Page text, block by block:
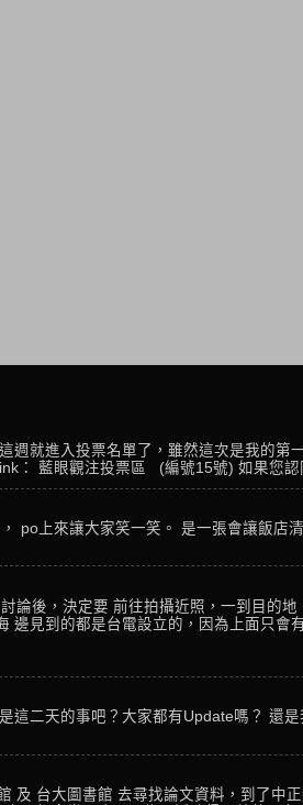
週就進入投票名單了，雖然這次是我的第
： 藍眼觀注投票區 (編號15號) 如果您
po上來讓大家笑一笑。 是一張會讓飯店
論後，決定要 前往拍攝近照，一到目的地
邊見到的都是台電設立的，因為上面只會
這二天的事吧？大家都有Update嗎？ 還
及 台大圖書館 去尋找論文資料，到了中